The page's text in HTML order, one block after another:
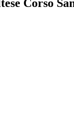
Corso